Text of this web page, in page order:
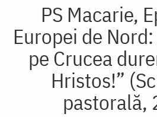
PS Macarie,
Europei de
pe Crucea
Hristos!”
pastorală,